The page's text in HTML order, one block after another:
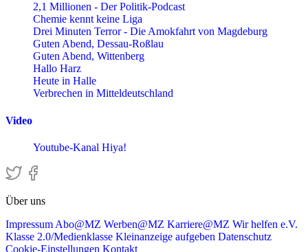
2,1 Millionen - Der Politik-Podcast
Chemie kennt keine Liga
Drei Minuten Terror - Die Amokfahrt von Magdeburg
Guten Abend, Dessau-Roßlau
Guten Abend, Wittenberg
Hallo Harz
Heute in Halle
Verbrechen in Mitteldeutschland
Video
Youtube-Kanal Hiya!
Über uns
Impressum Abo@MZ Werben@MZ Karriere@MZ Wir helfen e.V.
Klasse 2.0/Medienklasse Kleinanzeige aufgeben Datenschutz
Cookie-Einstellungen Kontakt